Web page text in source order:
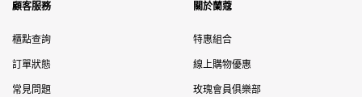
顧客服務
櫃點查詢
訂單狀態
常見問題
關於蘭蔻
特惠組合
線上購物優惠
玫瑰會員俱樂部